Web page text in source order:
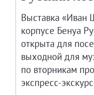
Выставка «Иван
корпусе Бенуа
открыта для
выходной для
по вторникам
экспресс-